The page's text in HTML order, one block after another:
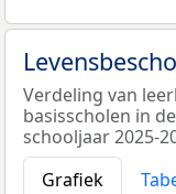
Verdeling van
basisscholen in
schooljaar 2025-
Grafiek